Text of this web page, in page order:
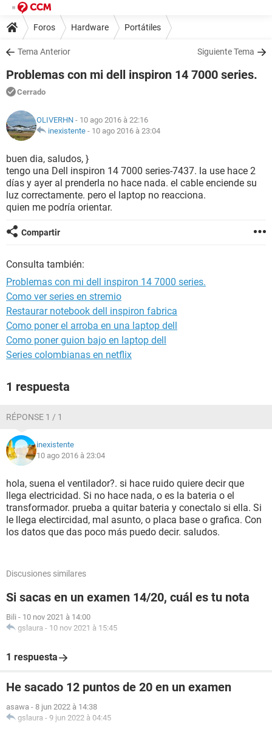
Foros Hardware Portátiles
Tema Anterior Siguiente Tema
Problemas con mi dell inspiron 14 7000 series.
Cerrado
OLIVERHN - 10 ago 2016 à 22:16
inexistente - 10 ago 2016 à 23:04
buen dia, saludos, }
tengo una Dell inspiron 14 7000 series-7437. la use hace 2
días y ayer al prenderla no hace nada. el cable enciende su
luz correctamente. pero el laptop no reacciona.
quien me podría orientar.
Compartir
Consulta también:
Problemas con mi dell inspiron 14 7000 series.
Como ver series en stremio
Restaurar notebook dell inspiron fabrica
Como poner el arroba en una laptop dell
Como poner guion bajo en laptop dell
Series colombianas en netflix
1 respuesta
RÉPONSE 1 / 1
inexistente
10 ago 2016 à 23:04
hola, suena el ventilador?. si hace ruido quiere decir que
llega electricidad. Si no hace nada, o es la bateria o el
transformador. prueba a quitar bateria y conectalo si ella. Si
le llega electircidad, mal asunto, o placa base o grafica. Con
los datos que das poco más puedo decir. saludos.
Discusiones similares
Si sacas en un examen 14/20, cuál es tu nota
Bili - 10 nov 2021 à 14:00
gslaura - 10 nov 2021 à 15:45
1 respuesta
He sacado 12 puntos de 20 en un examen
asawa - 8 jun 2022 à 14:38
gslaura - 9 jun 2022 à 04:45